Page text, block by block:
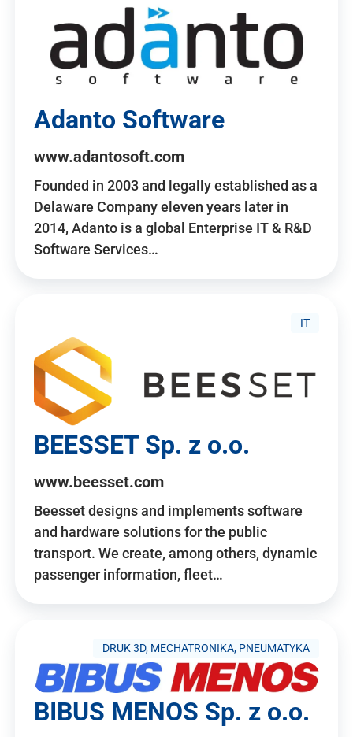
Adanto Software
www.adantosoft.com
Founded in 2003 and legally established as a
Delaware Company eleven years later in
2014, Adanto is a global Enterprise IT & R&D
Software Services…
IT
BEESSET Sp. z o.o.
www.beesset.com
Beesset designs and implements software
and hardware solutions for the public
transport. We create, among others, dynamic
passenger information, fleet…
DRUK 3D, MECHATRONIKA, PNEUMATYKA
BIBUS MENOS Sp. z o.o.